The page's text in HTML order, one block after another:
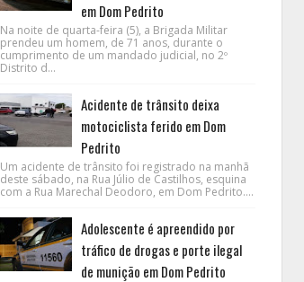
em Dom Pedrito
Na noite de quarta-feira (5), a Brigada Militar
prendeu um homem, de 71 anos, durante o
cumprimento de um mandado judicial, no 2º
Distrito d...
Acidente de trânsito deixa
motociclista ferido em Dom
Pedrito
Um acidente de trânsito foi registrado na manhã
deste sábado, na Rua Júlio de Castilhos, esquina
com a Rua Marechal Deodoro, em Dom Pedrito....
Adolescente é apreendido por
tráfico de drogas e porte ilegal
de munição em Dom Pedrito